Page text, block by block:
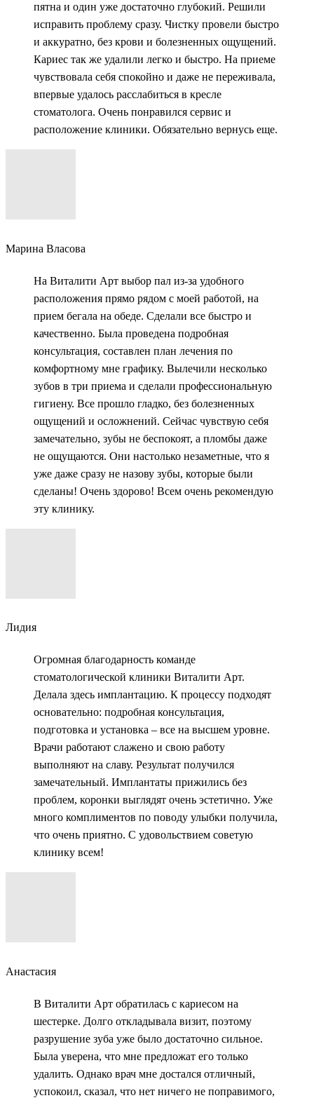
пятна и один уже достаточно глубокий. Решили
исправить проблему сразу. Чистку провели быстро
и аккуратно, без крови и болезненных ощущений.
Кариес так же удалили легко и быстро. На приеме
чувствовала себя спокойно и даже не переживала,
впервые удалось расслабиться в кресле
стоматолога. Очень понравился сервис и
расположение клиники. Обязательно вернусь еще.
Марина Власова
На Виталити Арт выбор пал из-за удобного
расположения прямо рядом с моей работой, на
прием бегала на обеде. Сделали все быстро и
качественно. Была проведена подробная
консультация, составлен план лечения по
комфортному мне графику. Вылечили несколько
зубов в три приема и сделали профессиональную
гигиену. Все прошло гладко, без болезненных
ощущений и осложнений. Сейчас чувствую себя
замечательно, зубы не беспокоят, а пломбы даже
не ощущаются. Они настолько незаметные, что я
уже даже сразу не назову зубы, которые были
сделаны! Очень здорово! Всем очень рекомендую
эту клинику.
Лидия
Огромная благодарность команде
стоматологической клиники Виталити Арт.
Делала здесь имплантацию. К процессу подходят
основательно: подробная консультация,
подготовка и установка – все на высшем уровне.
Врачи работают слажено и свою работу
выполняют на славу. Результат получился
замечательный. Имплантаты прижились без
проблем, коронки выглядят очень эстетично. Уже
много комплиментов по поводу улыбки получила,
что очень приятно. С удовольствием советую
клинику всем!
Анастасия
В Виталити Арт обратилась с кариесом на
шестерке. Долго откладывала визит, поэтому
разрушение зуба уже было достаточно сильное.
Была уверена, что мне предложат его только
удалить. Однако врач мне достался отличный,
успокоил, сказал, что нет ничего не поправимого,